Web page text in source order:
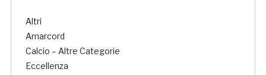
Altri
Amarcord
Calcio – Altre Categorie
Eccellenza